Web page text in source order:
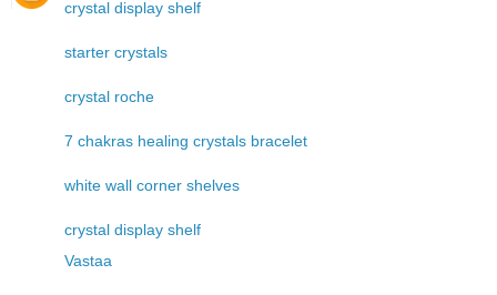
crystal display shelf
starter crystals
crystal roche
7 chakras healing crystals bracelet
white wall corner shelves
crystal display shelf
Vastaa